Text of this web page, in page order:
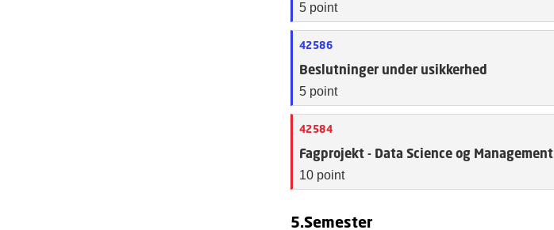
5 point
42586
Beslutninger under usikkerhed
5 point
42584
Fagprojekt - Data Science og Management
10 point
5.Semester